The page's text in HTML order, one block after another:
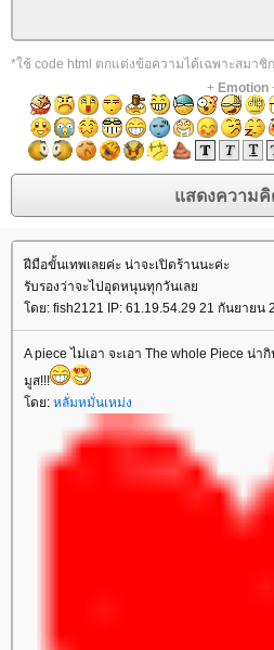
*ใช้ code html ตกแต่งข้อความได้เฉพาะสมาชิก
+ Emotion
ฝีมือขั้นเทพเลยค่ะ น่าจะเปิดร้านนะค่ะ
รับรองว่าจะไปอุดหนุนทุกวันเลย
โดย: fish2121 IP: 61.19.54.29 21 กันยายน
A piece ไม่เอา จะเอา The whole Piece น่า
มูส!!!
โดย: หลั่มหมั่นเหม่ง